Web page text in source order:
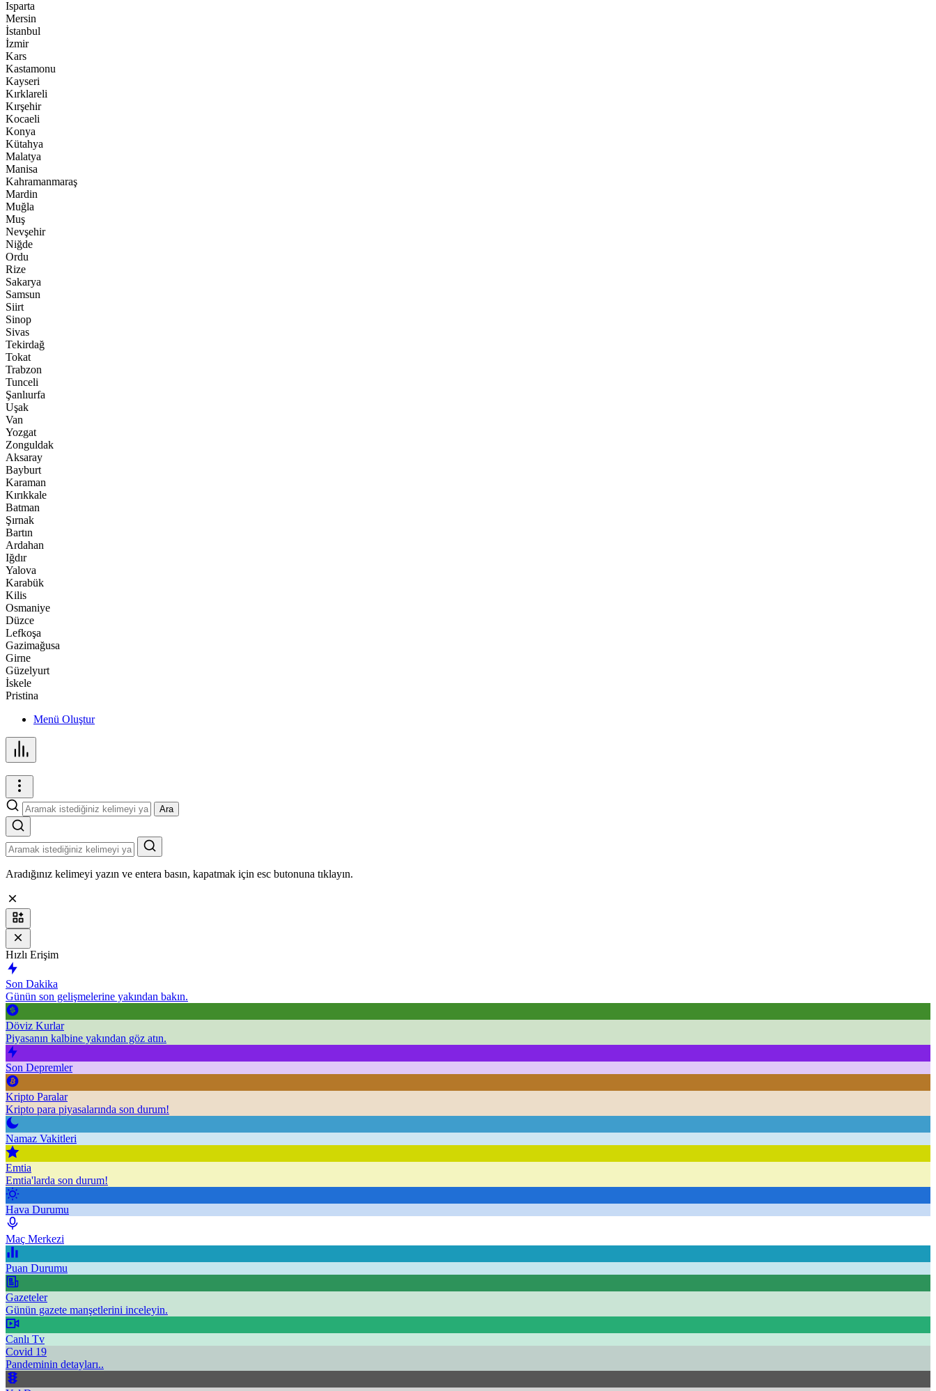
Isparta
Mersin
İstanbul
İzmir
Kars
Kastamonu
Kayseri
Kırklareli
Kırşehir
Kocaeli
Konya
Kütahya
Malatya
Manisa
Kahramanmaraş
Mardin
Muğla
Muş
Nevşehir
Niğde
Ordu
Rize
Sakarya
Samsun
Siirt
Sinop
Sivas
Tekirdağ
Tokat
Trabzon
Tunceli
Şanlıurfa
Uşak
Van
Yozgat
Zonguldak
Aksaray
Bayburt
Karaman
Kırıkkale
Batman
Şırnak
Bartın
Ardahan
Iğdır
Yalova
Karabük
Kilis
Osmaniye
Düzce
Lefkoşa
Gazimağusa
Girne
Güzelyurt
İskele
Pristina
Menü Oluştur
Ara
Aradığınız kelimeyi yazın ve entera basın, kapatmak için esc butonuna tıklayın.
Hızlı Erişim
Son Dakika
Günün son gelişmelerine yakından bakın.
Döviz Kurlar
Piyasanın kalbine yakından göz atın.
Son Depremler
Kripto Paralar
Kripto para piyasalarında son durum!
Namaz Vakitleri
Emtia
Emtia'larda son durum!
Hava Durumu
Maç Merkezi
Puan Durumu
Gazeteler
Günün gazete manşetlerini inceleyin.
Canlı Tv
Covid 19
Pandeminin detayları..